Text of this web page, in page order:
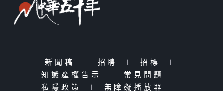
新聞稿 | 招聘 | 招標
|
知識產權告示
| 常見問題
|
私隱政策
| 無障礙播放器
|